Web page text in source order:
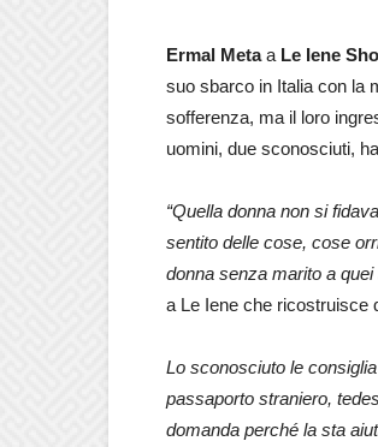
Ermal Metaa Le Iene
suo sbarco in Italia con la
sofferenza, ma il loro
uomini, due sconosciuti,
“Quella donna non si
sentito delle cose, cose
donna senza marito a
a Le Iene che ricostruisce
Lo sconosciuto le
passaporto straniero,
domanda perché la sta